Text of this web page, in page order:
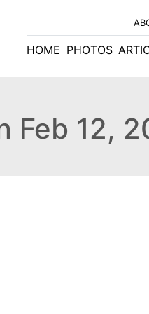
HOME PHOTOS
Feb 12,